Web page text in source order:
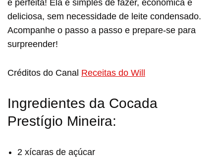
é perfeita! Ela é simples de fazer, econômica e
deliciosa, sem necessidade de leite condensado.
Acompanhe o passo a passo e prepare-se para
surpreender!
Créditos do Canal Receitas do Will
Ingredientes da Cocada
Prestígio Mineira:
2 xícaras de açúcar